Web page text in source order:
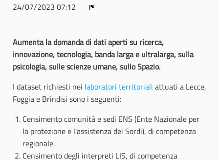
24/07/2023 07:12
Aumenta la domanda di dati aperti su ricerca,
innovazione, tecnologia, banda larga e ultralarga, sulla
psicologia, sulle scienze umane, sullo Spazio.
I dataset richiesti nei laboratori territoriali attuati a Lecce,
Foggia e Brindisi sono i seguenti:
Censimento comunità e sedi ENS (Ente Nazionale per
la protezione e l'assistenza dei Sordi), di competenza
regionale.
Censimento degli interpreti LIS, di competenza